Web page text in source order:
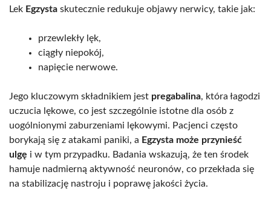
Lek Egzysta skutecznie redukuje objawy nerwicy, takie jak:
przewlekły lęk,
ciągły niepokój,
napięcie nerwowe.
Jego kluczowym składnikiem jest pregabalina, która łagodzi
uczucia lękowe, co jest szczególnie istotne dla osób z
uogólnionymi zaburzeniami lękowymi. Pacjenci często
borykają się z atakami paniki, a Egzysta może przynieść
ulgę i w tym przypadku. Badania wskazują, że ten środek
hamuje nadmierną aktywność neuronów, co przekłada się
na stabilizację nastroju i poprawę jakości życia.